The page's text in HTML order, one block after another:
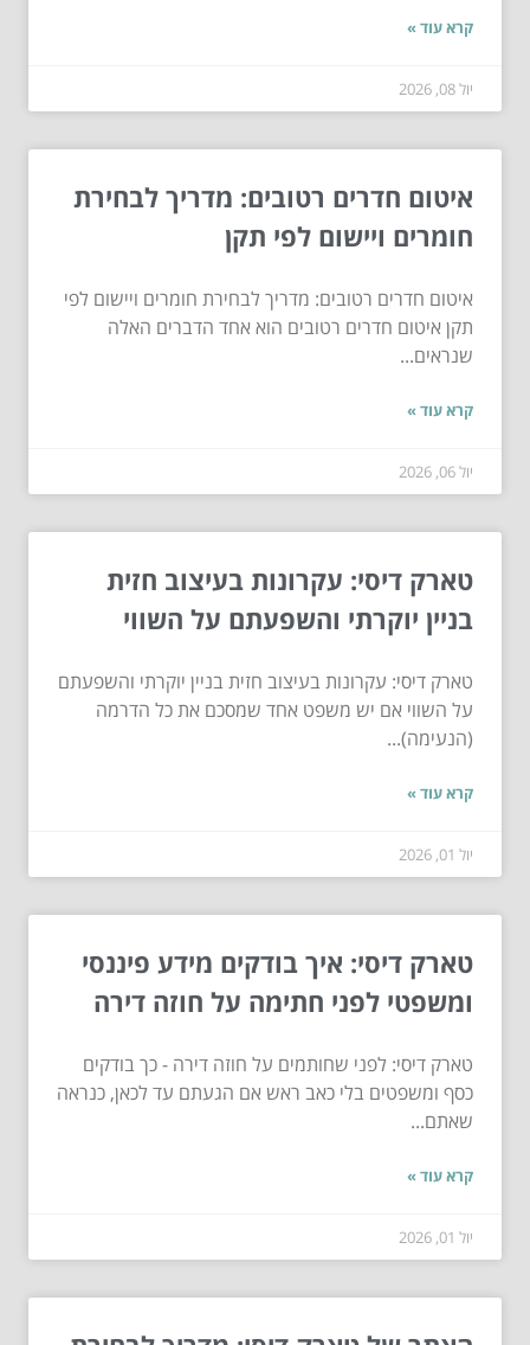
קרא עוד »
יול 08, 2026
איטום חדרים רטובים: מדריך לבחירת
חומרים ויישום לפי תקן
איטום חדרים רטובים: מדריך לבחירת חומרים ויישום לפי
תקן איטום חדרים רטובים הוא אחד הדברים האלה
שנראים...
קרא עוד »
יול 06, 2026
טארק דיסי: עקרונות בעיצוב חזית
בניין יוקרתי והשפעתם על השווי
טארק דיסי: עקרונות בעיצוב חזית בניין יוקרתי והשפעתם
על השווי אם יש משפט אחד שמסכם את כל הדרמה
(הנעימה)...
קרא עוד »
יול 01, 2026
טארק דיסי: איך בודקים מידע פיננסי
ומשפטי לפני חתימה על חוזה דירה
טארק דיסי: לפני שחותמים על חוזה דירה - כך בודקים
כסף ומשפטים בלי כאב ראש אם הגעתם עד לכאן, כנראה
שאתם...
קרא עוד »
יול 01, 2026